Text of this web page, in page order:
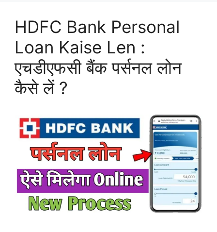
HDFC Bank Personal
Loan Kaise Len :
एचडीएफसी बैंक पर्सनल लोन
कैसे लें ?